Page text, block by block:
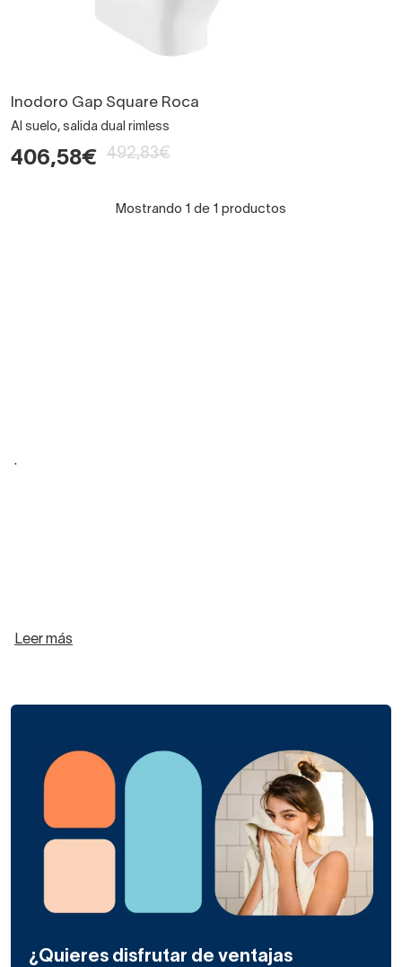
Inodoro Gap Square Roca
Al suelo, salida dual rimless
406,58€ 492,83€
Mostrando 1 de 1 productos
.
Leer más
¿Quieres disfrutar de ventajas